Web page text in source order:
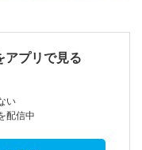
アプリで見る
い
配信中